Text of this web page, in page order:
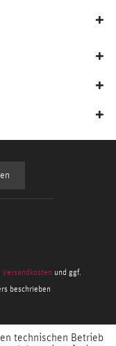
Versandkosten und ggf.
beschrieben
technischen Betrieb